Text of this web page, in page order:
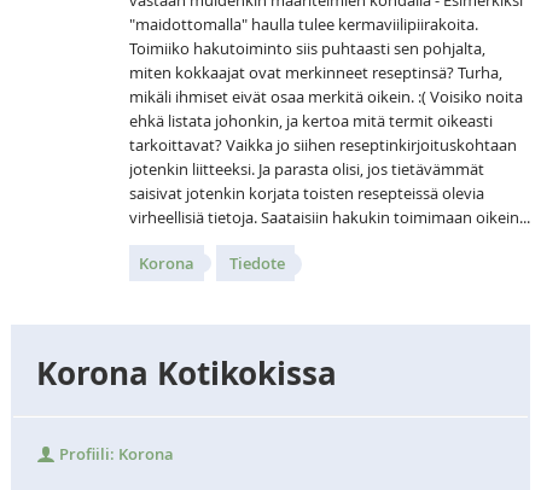
"maidottomalla" haulla tulee kermaviilipiirakoita.
Toimiiko hakutoiminto siis puhtaasti sen pohjalta,
miten kokkaajat ovat merkinneet reseptinsä? Turha,
mikäli ihmiset eivät osaa merkitä oikein. :( Voisiko noita
ehkä listata johonkin, ja kertoa mitä termit oikeasti
tarkoittavat? Vaikka jo siihen reseptinkirjoituskohtaan
jotenkin liitteeksi. Ja parasta olisi, jos tietävämmät
saisivat jotenkin korjata toisten resepteissä olevia
virheellisiä tietoja. Saataisiin hakukin toimimaan oikein...
Korona Tiedote
Korona Kotikokissa
Profiili: Korona